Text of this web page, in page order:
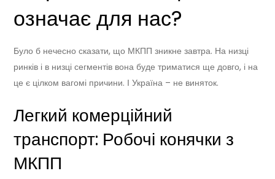
означає для нас?
Було б нечесно сказати, що МКПП зникне завтра. На низці
ринків і в низці сегментів вона буде триматися ще довго, і на
це є цілком вагомі причини. І Україна – не виняток.
Легкий комерційний
транспорт: Робочі конячки з
МКПП